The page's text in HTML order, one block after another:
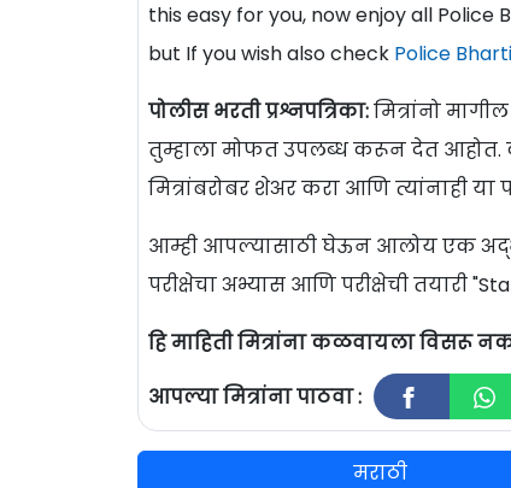
this easy for you, now enjoy all Police
but If you wish also check Police Bharti
पोलीस भरती प्रश्नपत्रिका:मित्रांनो
तुम्हाला मोफत उपलब्ध करून देत आहोत.
मित्रांबरोबर शेअर करा आणि त्यांनाही
आम्ही आपल्यासाठी घेऊन आलोय एक
परीक्षेचा अभ्यास आणि परीक्षेची तयारी
हि माहिती मित्रांना कळवायला विसरू
आपल्या मित्रांना पाठवा :
मराठी